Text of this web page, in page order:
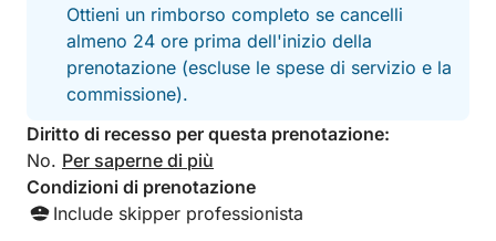
Ottieni un rimborso completo se cancelli
almeno 24 ore prima dell'inizio della
prenotazione (escluse le spese di servizio e la
commissione).
Diritto di recesso per questa prenotazione:
No. Per saperne di più
Condizioni di prenotazione
Include skipper professionista